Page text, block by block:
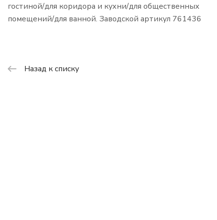
гостиной/для коридора и кухни/для общественных
помещений/для ванной. Заводской артикул 761436
Назад к списку